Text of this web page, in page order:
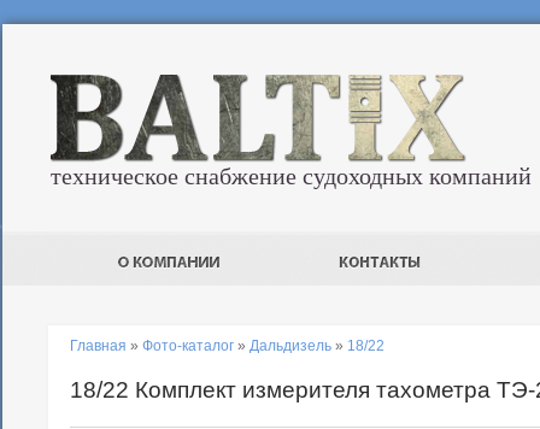
техническое снабжение судоходных компаний
Главная » Фото-каталог » Дальдизель » 18/22
18/22 Комплект измерителя тахометра